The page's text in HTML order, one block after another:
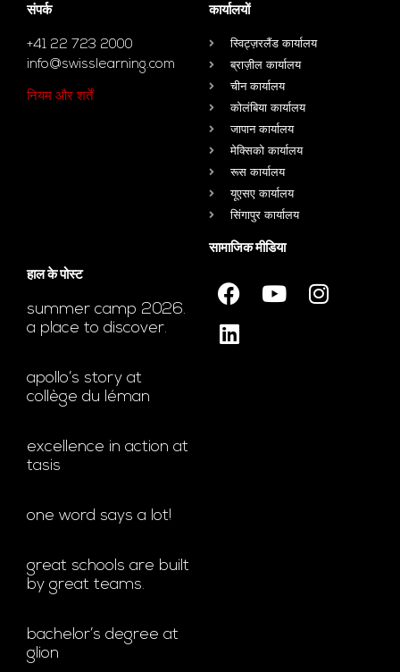
संपर्क
+41 22 723 2000
info@swisslearning.com
नियम और शर्तें
कार्यालयों
स्विट्ज़रलैंड कार्यालय
ब्राज़ील कार्यालय
चीन कार्यालय
कोलंबिया कार्यालय
जापान कार्यालय
मेक्सिको कार्यालय
रूस कार्यालय
यूएसए कार्यालय
सिंगापुर कार्यालय
हाल के पोस्ट
summer camp 2026.
a place to discover.
apollo’s story at
collège du léman
excellence in action at
tasis
one word says a lot!
great schools are built
by great teams.
bachelor’s degree at
glion
सामाजिक मीडिया